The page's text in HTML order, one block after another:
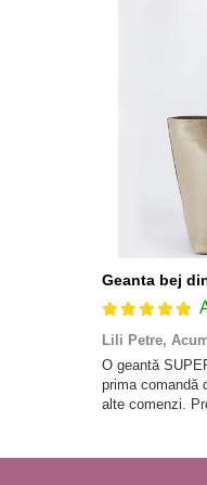
Geanta bej
Lili Petre,
O geantă
prima comandă
alte comenzi.